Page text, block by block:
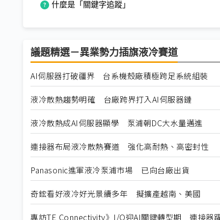
什麼是「關鍵字追蹤」
議題精選－異業勢力插旗液冷賽道
AI伺服器打破疆界 台系機殼廠積極跨足系統組裝
液冷散熱趨勢明確 台廠跨界打入AI伺服器鏈
液冷散熱成AI伺服器顯學 泵浦朝DC大水量邁進
連接器布局液冷散熱賽道 強化高耐熱、高密封性
Panasonic進軍液冷泵浦市場 已向台廠出貨
奇鋐看好液冷好光景續多年 擬擴產越南、美國
專訪TE Connectivity》I/O迎AI關鍵轉型期 連接器